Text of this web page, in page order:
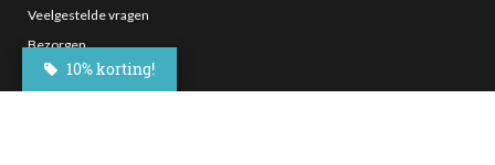
Veelgestelde vragen
Bezorgen
Nieuwsbrief10% korting!